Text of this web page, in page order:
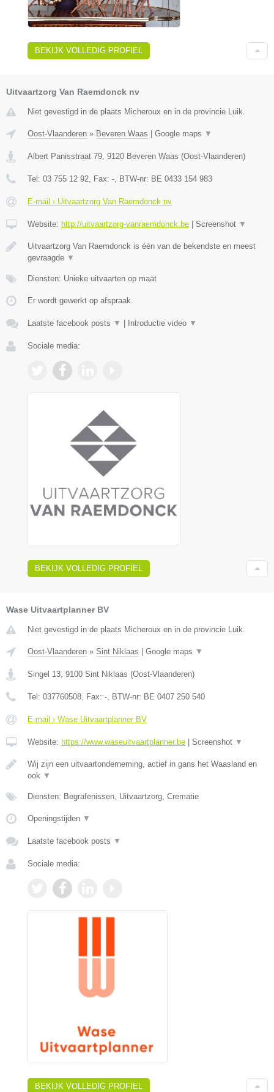
BEKIJK VOLLEDIG PROFIEL
Uitvaartzorg Van Raemdonck nv
Niet gevestigd in de plaats Micheroux en in de provincie Luik.
Oost-Vlaanderen » Beveren Waas Google maps ▼
Albert Panisstraat 79 9120 Beveren Waas (Oost-Vlaanderen)
Tel: 03 755 12 92 , Fax: - , BTW-nr: BE 0433 154 983
E-mail › Uitvaartzorg Van Raemdonck nv
Website: http://uitvaartzorg-vanraemdonck.be Screenshot ▼
Uitvaartzorg Van Raemdonck is één van de bekendste en meest
gevraagde ▼
Diensten: Unieke uitvaarten op maat
Er wordt gewerkt op afspraak.
Laatste facebook posts ▼ Introductie video ▼
Sociale media:
BEKIJK VOLLEDIG PROFIEL
Wase Uitvaartplanner BV
Niet gevestigd in de plaats Micheroux en in de provincie Luik.
Oost-Vlaanderen » Sint Niklaas Google maps ▼
Singel 13 9100 Sint Niklaas (Oost-Vlaanderen)
Tel: 037760508 , Fax: - , BTW-nr: BE 0407 250 540
E-mail › Wase Uitvaartplanner BV
Website: https://www.waseuitvaartplanner.be Screenshot ▼
Wij zijn een uitvaartonderneming, actief in gans het Waasland en
ook ▼
Diensten: Begrafenissen, Uitvaartzorg, Crematie
Openingstijden ▼
Laatste facebook posts ▼
Sociale media:
BEKIJK VOLLEDIG PROFIEL